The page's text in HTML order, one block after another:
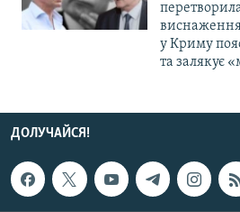
у Криму
та залякує
ДОЛУЧАЙСЯ!